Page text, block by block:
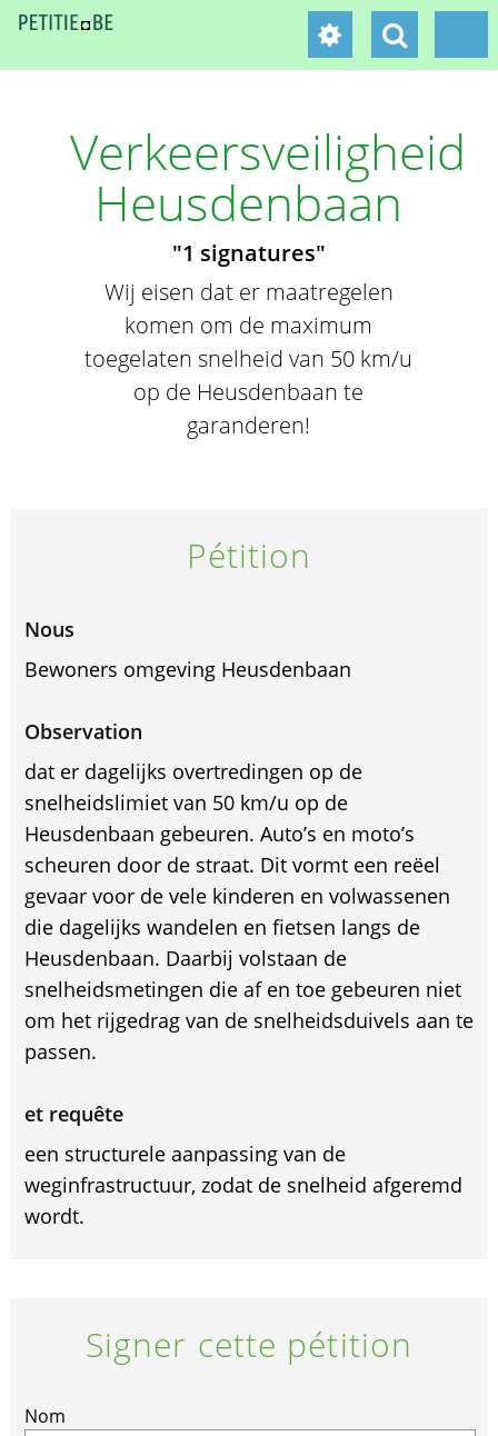
Verkeersveiligheid
Heusdenbaan
"1 signatures"
Wij eisen dat er maatregelen
komen om de maximum
toegelaten snelheid van 50 km/u
op de Heusdenbaan te
garanderen!
Pétition
Nous
Bewoners omgeving Heusdenbaan
Observation
dat er dagelijks overtredingen op de
snelheidslimiet van 50 km/u op de
Heusdenbaan gebeuren. Auto’s en moto’s
scheuren door de straat. Dit vormt een reëel
gevaar voor de vele kinderen en volwassenen
die dagelijks wandelen en fietsen langs de
Heusdenbaan. Daarbij volstaan de
snelheidsmetingen die af en toe gebeuren niet
om het rijgedrag van de snelheidsduivels aan te
passen.
et requête
een structurele aanpassing van de
weginfrastructuur, zodat de snelheid afgeremd
wordt.
Signer cette pétition
Nom